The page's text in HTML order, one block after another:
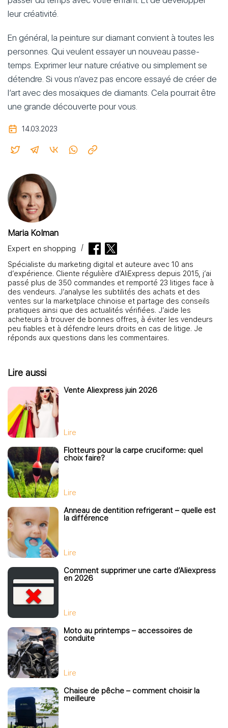
leur créativité.
En général, la peinture sur diamant convient à toutes les
personnes. Qui veulent essayer un nouveau passe-
temps. Exprimer leur nature créative ou simplement se
détendre. Si vous n’avez pas encore essayé de créer de
l’art avec des mosaïques de diamants. Cela pourrait être
une grande découverte pour vous.
14.03.2023
Maria Kolman
Expert en shopping
Spécialiste du marketing digital et auteure avec 10 ans
d’expérience. Cliente régulière d’AliExpress depuis 2015, j’ai
passé plus de 350 commandes et remporté 23 litiges face à
des vendeurs. J’analyse les subtilités des achats et des
ventes sur la marketplace chinoise et partage des conseils
pratiques ainsi que des actualités vérifiées. J’aide les
acheteurs à trouver de bonnes offres, à éviter les vendeurs
peu fiables et à défendre leurs droits en cas de litige. Je
réponds aux questions dans les commentaires.
Lire aussi
Vente Aliexpress juin 2026
Lire
Flotteurs pour la carpe cruciforme: quel
choix faire?
Lire
Anneau de dentition refrigerant – quelle est
la différence
Lire
Comment supprimer une carte d’Aliexpress
en 2026
Lire
Moto au printemps – accessoires de
conduite
Lire
Chaise de pêche – comment choisir la
meilleure